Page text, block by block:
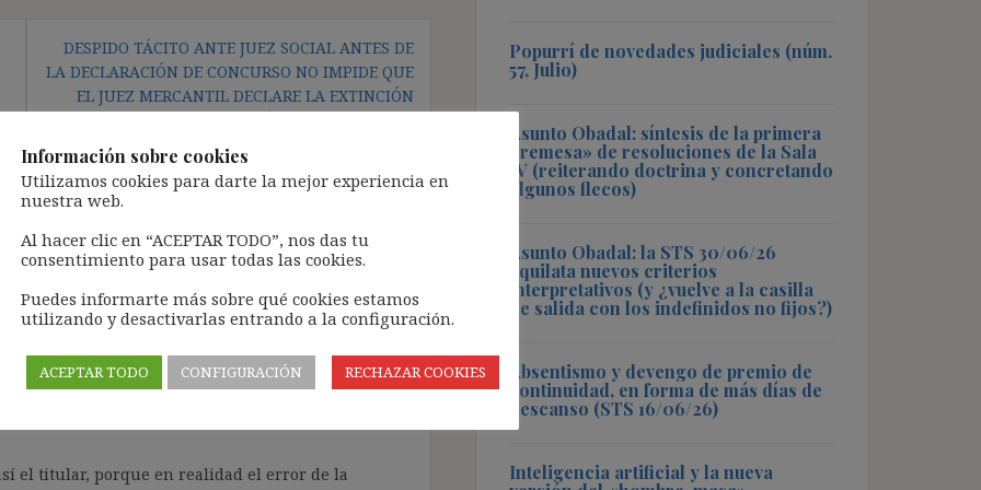
DESPIDO TÁCITO ANTE JUEZ SOCIAL ANTES DE
LA DECLARACIÓN DE CONCURSO NO IMPIDE QUE
EL JUEZ MERCANTIL DECLARE LA EXTINCIÓN
del art. 44 ET es
‘ex’ convenio
”
el titular, porque en realidad el error de la
Popurrí de novedades judiciales (núm.
57, Julio)
Asunto Obadal: síntesis de la primera
«remesa» de resoluciones de la Sala
IV (reiterando doctrina y concretando
algunos flecos)
Asunto Obadal: la STS 30/06/26
aquilata nuevos criterios
interpretativos (y ¿vuelve a la casilla
de salida con los indefinidos no fijos?)
Absentismo y devengo de premio de
continuidad, en forma de más días de
descanso (STS 16/06/26)
Inteligencia artificial y la nueva
Información sobre cookies
Utilizamos cookies para darte la mejor experiencia en
nuestra web.
Al hacer clic en “ACEPTAR TODO”, nos das tu
consentimiento para usar todas las cookies.
Puedes informarte más sobre qué cookies estamos
utilizando y desactivarlas entrando a la configuración.
ACEPTAR TODO CONFIGURACIÓN RECHAZAR COOKIES